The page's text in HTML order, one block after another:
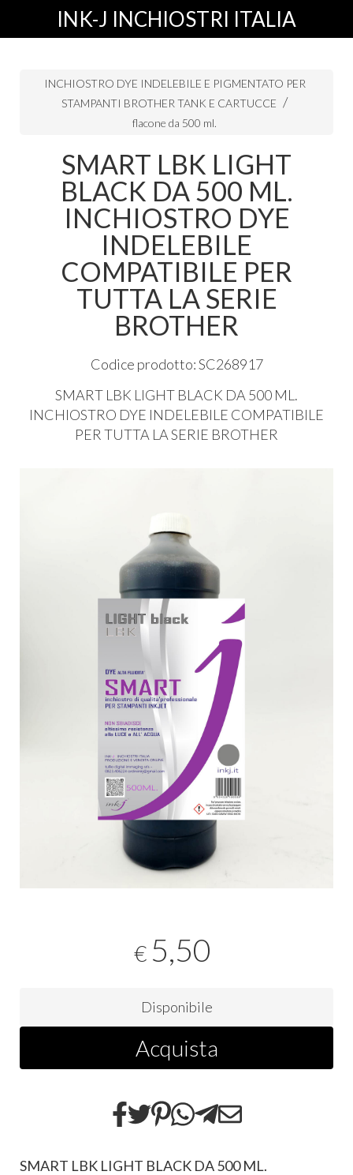
INK-J INCHIOSTRI ITALIA
INCHIOSTRO DYE INDELEBILE E PIGMENTATO PER
STAMPANTI BROTHER TANK E CARTUCCE
flacone da 500 ml.
SMART LBK LIGHT
BLACK DA 500 ML.
INCHIOSTRO DYE
INDELEBILE
COMPATIBILE PER
TUTTA LA SERIE
BROTHER
Codice prodotto: SC268917
SMART LBK LIGHT BLACK DA 500 ML.
INCHIOSTRO DYE INDELEBILE COMPATIBILE
PER TUTTA LASERIE BROTHER
€ 5,50
Disponibile
Acquista
SMART LBK LIGHT BLACK DA 500 ML.